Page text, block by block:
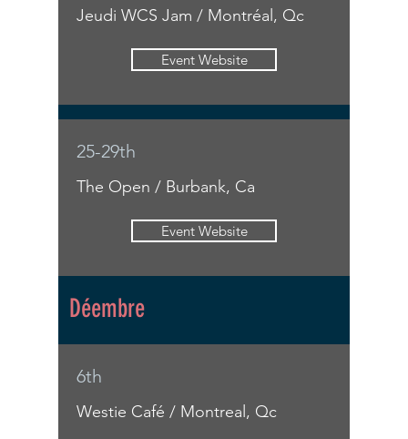
Jeudi WCS Jam / Montréal, Qc
Event Website
25-29th
The Open / Burbank, Ca
Event Website
Déembre
6th
Westie Café / Montreal, Qc